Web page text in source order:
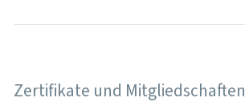
Zertifikate und Mitgliedschaften